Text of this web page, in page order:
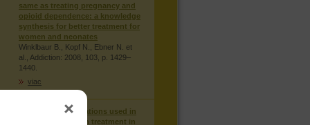
same as treating pregnancy and
opioid dependence: a knowledge
synthesis for better treatment for
women and neonates
Winklbaur B., Kopf N., Ebner N. et
al., Addiction: 2008, 103, p. 1429–
1440.
viac
Injection of medications used in
opioid substitution treatment in